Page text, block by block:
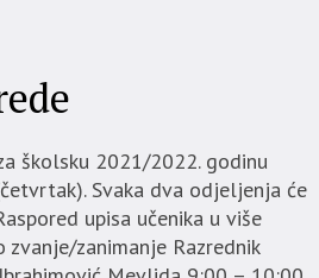
školsku 2021/2022. godinu
Svaka dva odjeljenja će
upisa učenika u više
zanimanje Razrednik